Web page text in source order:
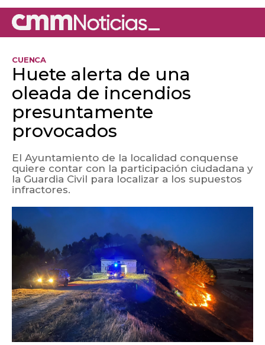
CUENCA
Huete alerta de una
oleada de incendios
presuntamente
provocados
El Ayuntamiento de la localidad conquense
quiere contar con la participación ciudadana y
la Guardia Civil para localizar a los supuestos
infractores.